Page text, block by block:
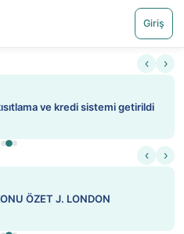
Giriş
‹ ›
ve kredi sistemi getirildi
‹ ›
ÖZET J. LONDON